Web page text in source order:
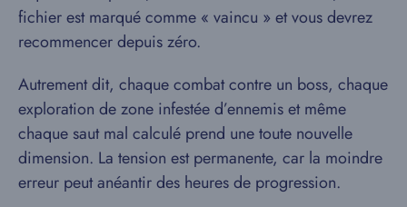
fichier est marqué comme « vaincu » et vous devrez
recommencer depuis zéro.
Autrement dit, chaque combat contre un boss, chaque
exploration de zone infestée d’ennemis et même
chaque saut mal calculé prend une toute nouvelle
dimension. La tension est permanente, car la moindre
erreur peut anéantir des heures de progression.